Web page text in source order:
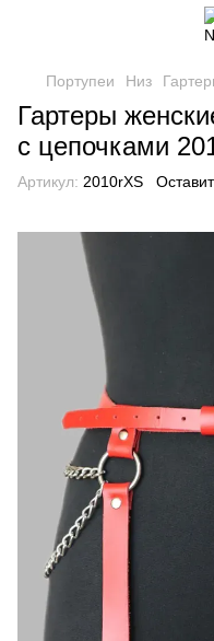
Портупеи Низ
Гартеры
с цепочками
Артикул: 2010rXS